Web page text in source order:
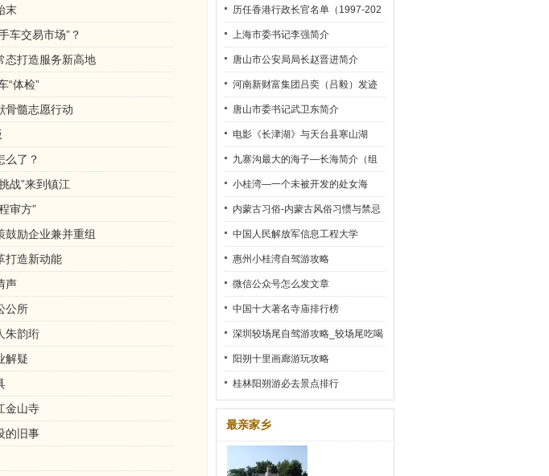
末
车交易市场”？
态打造服务新高地
“体检”
骨髓志愿行动
么了？
战”来到镇江
审方”
鼓励企业兼并重组
打造新动能
声
公所
朱韵珩
解疑
金山寺
的旧事
时间
历任香港行政长官名单（1997-202
2）
上海市委书记李强简介
唐山市公安局局长赵晋进简介
河南新财富集团吕奕（吕毅）发迹
史
唐山市委书记武卫东简介
电影《长津湖》与天台县寒山湖
九寨沟最大的海子—长海简介（组
图）
小桂湾—一个未被开发的处女海
内蒙古习俗-内蒙古风俗习惯与禁忌
中国人民解放军信息工程大学
惠州小桂湾自驾游攻略
微信公众号怎么发文章
中国十大著名寺庙排行榜
深圳较场尾自驾游攻略_较场尾吃喝
玩乐全攻略
阳朔十里画廊游玩攻略
桂林阳朔游必去景点排行
最亲家乡